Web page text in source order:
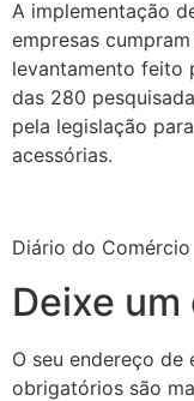
A implementação
empresas
levantamento feito
das 280
pela legislação
acessórias.
Diário do Comércio
Deixe
O seu endereço de
obrigatórios são